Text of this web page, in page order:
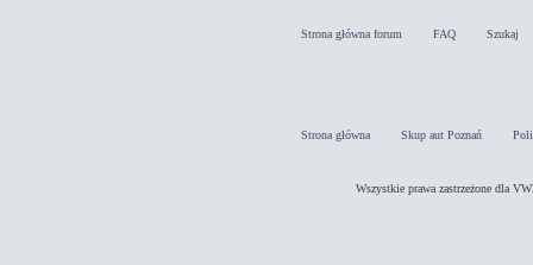
Strona główna forum FAQ Szukaj
Strona główna Skup aut Poznań
Wszystkie prawa zastrzeżone dla